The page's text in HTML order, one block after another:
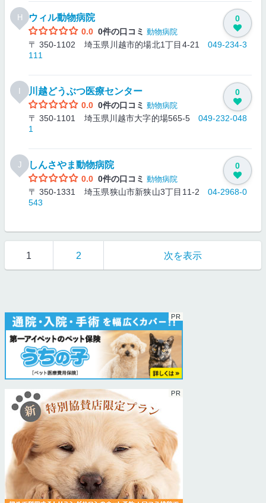
H ウィル動物病院
0.0 0件の口コミ 動物病院
〒 350-1102 埼玉県川越市的場北1丁目4-21 049-234-3
111
0
川越どうぶつ医療センター
0.0 0件の口コミ 動物病院
〒 350-1101 埼玉県川越市大字的場565-5 049-232-048
1
0
J しんさやま動物病院
0.0 0件の口コミ 動物病院
〒 350-1331 埼玉県狭山市新狭山3丁目11-2 04-2968-0
543
0
1 2 次を表示